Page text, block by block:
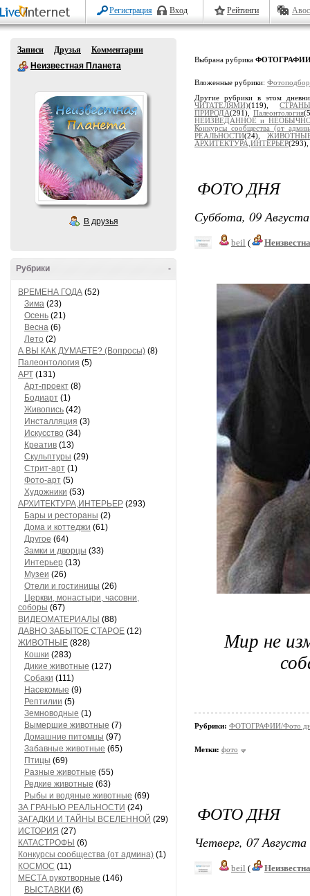
Регистрация Вход Рейтинги
Записи Друзья
Комментарии
Неизвестная Планета
В друзья
-
Рубрики
ВРЕМЕНА ГОДА (52)
Зима (23)
Осень (21)
Весна (6)
Лето (2)
А ВЫ КАК ДУМАЕТЕ? (Вопросы) (8)
Палеонтология (5)
АРТ (131)
Арт-проект (8)
Бодиарт (1)
Живопись (42)
Инсталляция (3)
Искусство (34)
Креатив (13)
Скульптуры (29)
Стрит-арт (1)
Фото-арт (5)
Художники (53)
АРХИТЕКТУРА,ИНТЕРЬЕР (293)
Бары и рестораны (2)
Дома и коттеджи (61)
Другое (64)
Замки и дворцы (33)
Интерьер (13)
Музеи (26)
Отели и гостиницы (26)
Церкви, монастыри, часовни,
соборы (67)
ВИДЕОМАТЕРИАЛЫ (88)
ДАВНО ЗАБЫТОЕ СТАРОЕ (12)
ЖИВОТНЫЕ (828)
Кошки (283)
Дикие животные (127)
Собаки (111)
Насекомые (9)
Рептилии (5)
Земноводные (1)
Вымершие животные (7)
Домашние питомцы (97)
Забавные животные (65)
Птицы (69)
Разные животные (55)
Редкие животные (63)
Рыбы и водяные животные (69)
ЗА ГРАНЬЮ РЕАЛЬНОСТИ (24)
ЗАГАДКИ И ТАЙНЫ ВСЕЛЕННОЙ (29)
ИСТОРИЯ (27)
КАТАСТРОФЫ (6)
Конкурсы сообщества (от админа) (1)
КОСМОС (11)
МЕСТА рукотворные (146)
ВЫСТАВКИ (6)
Выбрана рубрика
Вложенные рубрики:
Другие рубрики в этом
ЧИТАТЕЛЯМИ)(119),
ПРИРОДА(291),Палеонтология
НЕИЗВЕДАННОЕ и
Конкурсы сообщества (от
РЕАЛЬНОСТИ(24),
АРХИТЕКТУРА,ИНТЕРЬЕР(293),
ФОТО ДНЯ
Суббота, 09
beil (
Мир не
Рубрики: ФОТОГРАФИИ/Фото
Метки: фото
ФОТО ДНЯ
Четверг, 07
beil (